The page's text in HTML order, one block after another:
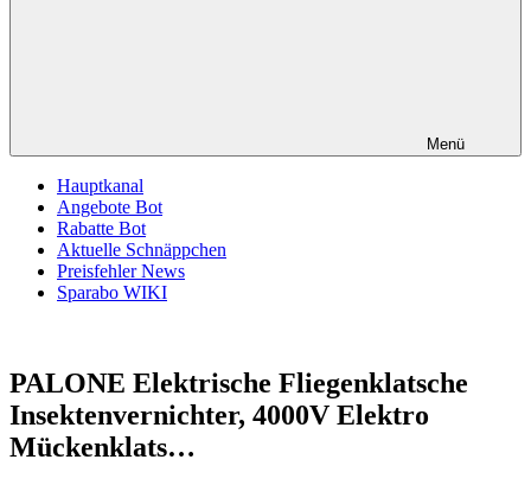
Menü
Hauptkanal
Angebote Bot
Rabatte Bot
Aktuelle Schnäppchen
Preisfehler News
Sparabo WIKI
PALONE Elektrische Fliegenklatsche
Insektenvernichter, 4000V Elektro
Mückenklats…